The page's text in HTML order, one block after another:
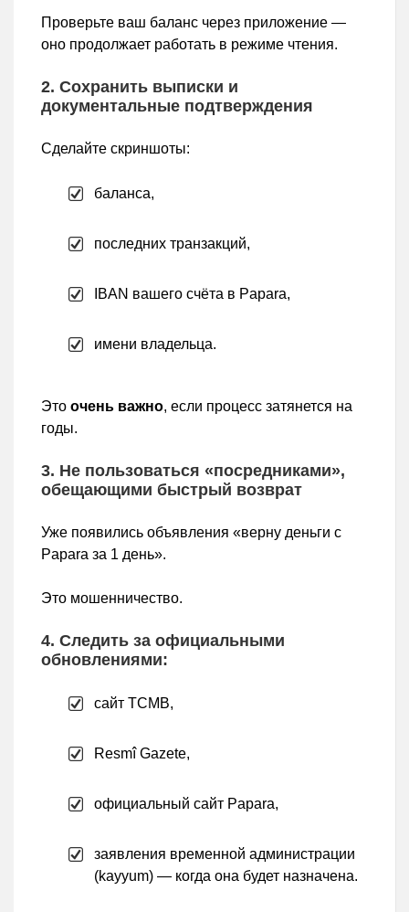
Проверьте ваш баланс через приложение —
оно продолжает работать в режиме чтения.
2. Сохранить выписки и
документальные подтверждения
Сделайте скриншоты:
баланса,
последних транзакций,
IBAN вашего счёта в Papara,
имени владельца.
Это очень важно, если процесс затянется на
годы.
3. Не пользоваться «посредниками»,
обещающими быстрый возврат
Уже появились объявления «верну деньги с
Papara за 1 день».
Это мошенничество.
4. Следить за официальными
обновлениями:
сайт TCMB,
Resmî Gazete,
официальный сайт Papara,
заявления временной администрации
(kay­yum) — когда она будет назначена.